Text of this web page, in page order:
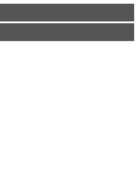
с результатом 90:38 (6)
с результатом 46:07 (7)